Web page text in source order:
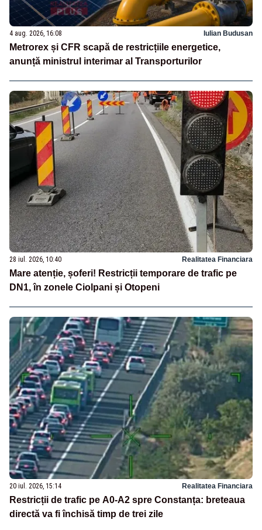
4 aug. 2026, 16:08 Iulian Budusan
Metrorex și CFR scapă de restricțiile energetice,
anunță ministrul interimar al Transporturilor
28 iul. 2026, 10:40 Realitatea Financiara
Mare atenție, șoferi! Restricții temporare de trafic pe
DN1, în zonele Ciolpani și Otopeni
20 iul. 2026, 15:14 Realitatea Financiara
Restricții de trafic pe A0-A2 spre Constanța: breteaua
directă va fi închisă timp de trei zile